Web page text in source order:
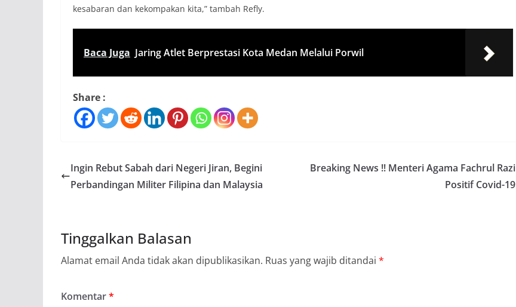
kesabaran dan kekompakan kita,” tambah Refly.
Baca Juga Jaring Atlet Berprestasi Kota Medan Melalui Porwil
Share :
Ingin Rebut Sabah dari Negeri Jiran, Begini
Perbandingan Militer Filipina dan Malaysia
Breaking News !! Menteri Agama Fachrul Razi
Positif Covid-19
Tinggalkan Balasan
Alamat email Anda tidak akan dipublikasikan. Ruas yang wajib ditandai *
Komentar*